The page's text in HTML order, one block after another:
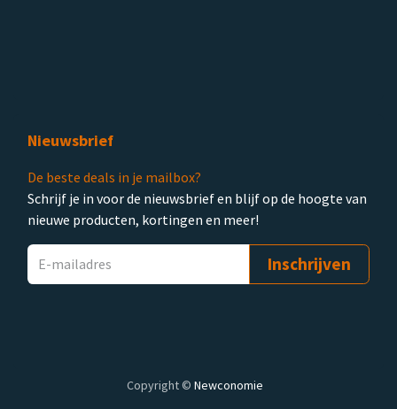
Nieuwsbrief
De beste deals in je mailbox?
Schrijf je in voor de nieuwsbrief en blijf op de hoogte van
nieuwe producten, kortingen en meer!
Inschrijven
Copyright © Newconomie